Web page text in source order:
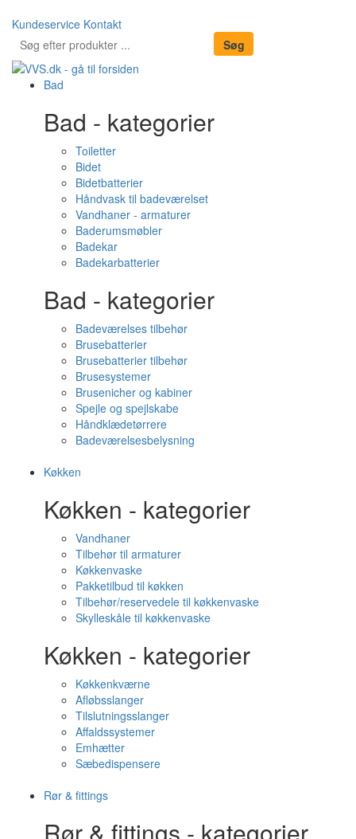
Kundeservice Kontakt
Bad
Bad - kategorier
Toiletter
Bidet
Bidetbatterier
Håndvask til badeværelset
Vandhaner - armaturer
Baderumsmøbler
Badekar
Badekarbatterier
Bad - kategorier
Badeværelses tilbehør
Brusebatterier
Brusebatterier tilbehør
Brusesystemer
Brusenicher og kabiner
Spejle og spejlskabe
Håndklædetørrere
Badeværelsesbelysning
Køkken
Køkken - kategorier
Vandhaner
Tilbehør til armaturer
Køkkenvaske
Pakketilbud til køkken
Tilbehør/reservedele til køkkenvaske
Skylleskåle til køkkenvaske
Køkken - kategorier
Køkkenkværne
Afløbsslanger
Tilslutningsslanger
Affaldssystemer
Emhætter
Sæbedispensere
Rør & fittings